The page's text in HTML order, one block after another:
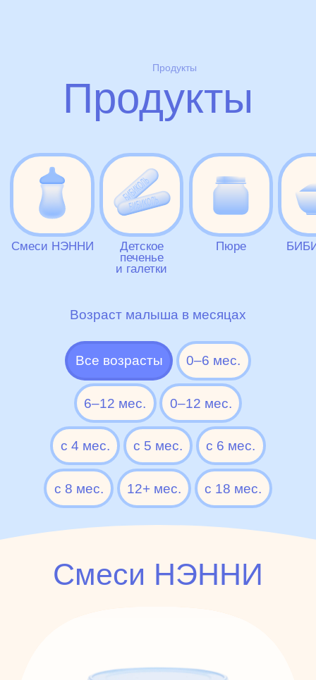
Продукты
Продукты
Смеси НЭННИ
Детское
печенье
и галетки
Пюре
Возраст малыша в месяцах
Все возрасты 0–6 мес.
6–12 мес. 0–12 мес.
c 4 мес. c 5 мес. с 6 мес.
c 8 мес. 12+ мес. c 18 мес.
Смеси НЭННИ